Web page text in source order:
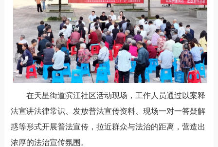
在天星街道滨江社区活动现场， 工作人员通过以案释
法宣讲法律常识、发放普法宣传资料、现场一对一答疑解
惑等形式开展普法宣传， 拉近群众与法治的距离，营造出
浓厚的法治宣传氛围。